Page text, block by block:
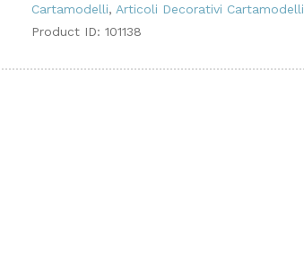
Cartamodelli, Articoli Decorativi Cartamodelli
Product ID: 101138